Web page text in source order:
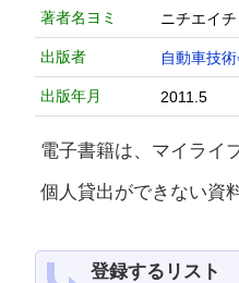
著者名ヨミ ニチエイ
出版者 自動車技
出版年月 2011.5
電子書籍は、マイライ
個人貸出ができない資
登録するリスト